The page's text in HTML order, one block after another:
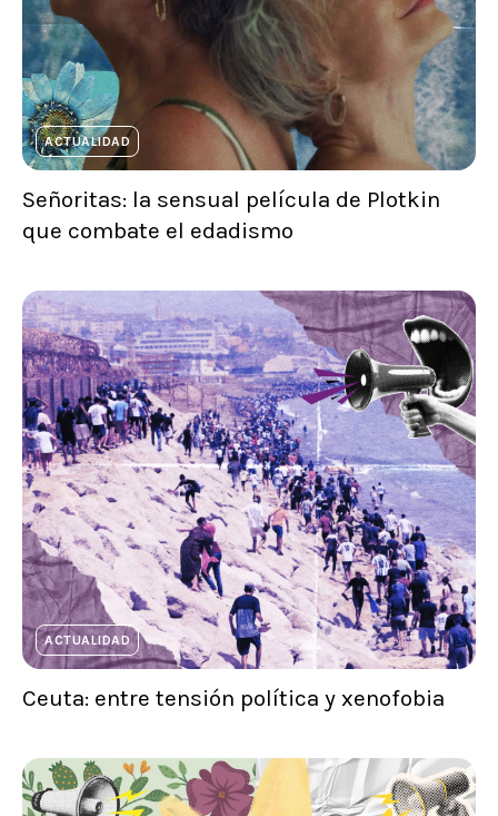
ACTUALIDAD
Señoritas: la sensual película de Plotkin
que combate el edadismo
ACTUALIDAD
Ceuta: entre tensión política y xenofobia